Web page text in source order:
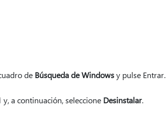
de Búsqueda de Windowsy pulse Entrar.
y, a continuación, seleccione Desinstalar.